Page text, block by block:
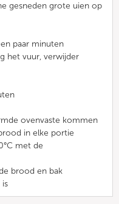
gesneden grote uien op
paar minuten
het vuur, verwijder
ovenvaste kommen
in elke portie
met de
brood en bak